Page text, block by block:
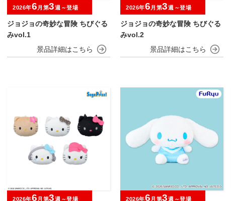
ジョジョの奇妙な冒険 ちびぐる
みvol.1
2026年6 月第3週～登場
ジョジョの奇妙な冒険 ちびぐる
みvol.2
2026年6 月第3週～登場
2026年6 月第3週～登場 2026年6 月第3週～登場